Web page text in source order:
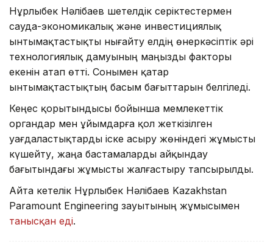
Нұрлыбек Нәлібаев шетелдік серіктестермен
сауда-экономикалық және инвестициялық
ынтымақтастықты нығайту елдің өнеркәсіптік әрі
технологиялық дамуының маңызды факторы
екенін атап өтті. Сонымен қатар
ынтымақтастықтың басым бағыттарын белгіледі.
Кеңес қорытындысы бойынша мемлекеттік
органдар мен ұйымдарға қол жеткізілген
уағдаластықтарды іске асыру жөніндегі жұмысты
күшейту, жаңа бастамаларды айқындау
бағытындағы жұмысты жалғастыру тапсырылды.
Айта кетелік Нұрлыбек Нәлібаев Kazakhstan
Paramount Engineering зауытының жұмысымен
танысқан еді.